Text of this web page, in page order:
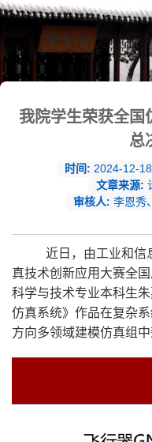
我院学生荣获全国
总
时间: 2024-12-18
文章来源:
审核人: 李恩秀
近日，由工业和信
真技术创新应用大赛全
科学与技术专业本科生
仿真系统》作品在复杂
方向多领域建模仿真组中